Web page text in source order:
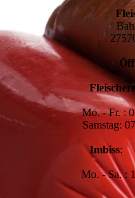
Mo. - Fr. :
Samstag:
Imbiss:
Mo. - Sa. :